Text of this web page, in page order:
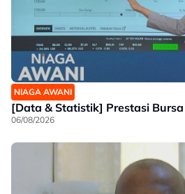
NIAGA AWANI
[Data & Statistik] Prestasi
06/08/2026